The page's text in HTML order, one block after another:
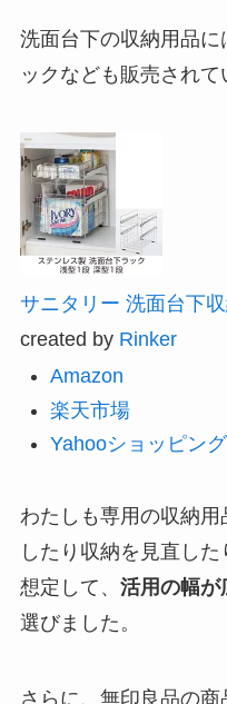
洗面台下の収納用品
ックなども販売されて
サニタリー 洗面台下
created by Rinker
Amazon
楽天市場
Yahooショッピング
わたしも専用の収納
したり収納を見直し
想定して、 活用の幅が
選びました。
さらに、無印良品の